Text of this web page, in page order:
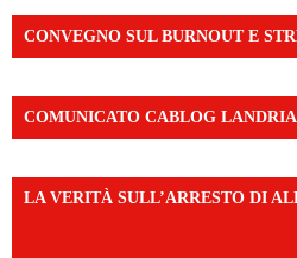
CONVEGNO SUL BURNOUT E
COMUNICATO CABLOG
LA VERITÀ SULL’ARRESTO DI